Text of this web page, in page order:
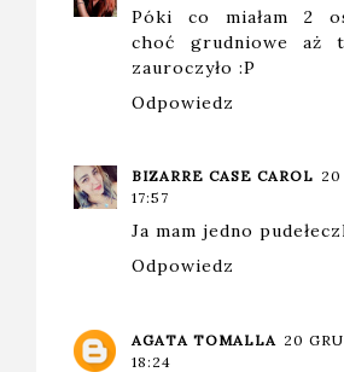
Póki co miałam 2
choć grudniowe aż
zauroczyło :P
Odpowiedz
BIZARRE CASE CAROL 20
17:57
Ja mam jedno
Odpowiedz
AGATA TOMALLA 20
18:24